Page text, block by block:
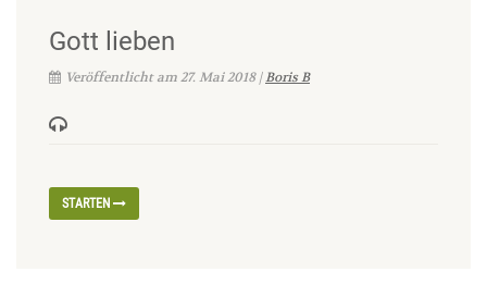
Gott lieben
Veröffentlicht am 27. Mai 2018 |Boris B
STARTEN